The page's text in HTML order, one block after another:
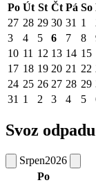
Po Út St Čt Pá So
27 28 29 30 31 1
3
4 5 6 7 8
10 11 12 13 14 15
17 18 19 20 21 22
24 25 26 27 28 29
31 1 2 3 4 5
Svoz odpadu
Srpen2026
Po